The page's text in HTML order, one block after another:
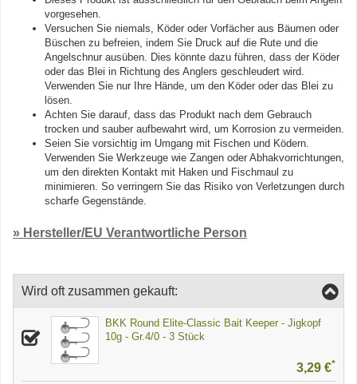
vorgesehen.
Versuchen Sie niemals, Köder oder Vorfächer aus Bäumen oder
Büschen zu befreien, indem Sie Druck auf die Rute und die
Angelschnur ausüben. Dies könnte dazu führen, dass der Köder
oder das Blei in Richtung des Anglers geschleudert wird.
Verwenden Sie nur Ihre Hände, um den Köder oder das Blei zu
lösen.
Achten Sie darauf, dass das Produkt nach dem Gebrauch
trocken und sauber aufbewahrt wird, um Korrosion zu vermeiden.
Seien Sie vorsichtig im Umgang mit Fischen und Ködern.
Verwenden Sie Werkzeuge wie Zangen oder Abhakvorrichtungen,
um den direkten Kontakt mit Haken und Fischmaul zu
minimieren. So verringern Sie das Risiko von Verletzungen durch
scharfe Gegenstände.
» Hersteller/EU Verantwortliche Person
Wird oft zusammen gekauft:
BKK Round Elite-Classic Bait Keeper - Jigkopf
10g - Gr.4/0 - 3 Stück
3,29 €*